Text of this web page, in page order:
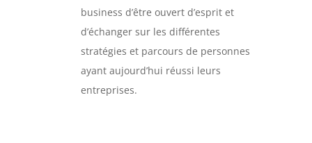
business d’être ouvert d’esprit et
d’échanger sur les différentes
stratégies et parcours de personnes
ayant aujourd’hui réussi leurs
entreprises.